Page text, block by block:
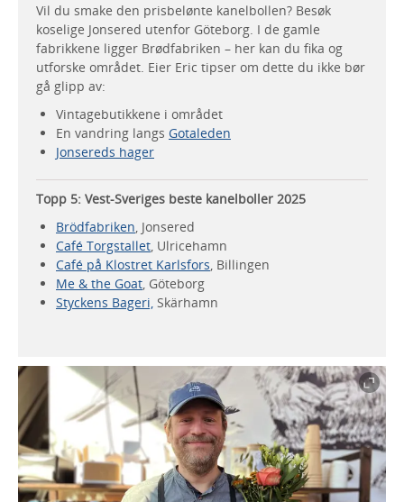
Vil du smake den prisbelønte kanelbollen? Besøk
koselige Jonsered utenfor Göteborg. I de gamle
fabrikkene ligger Brødfabriken – her kan du fika og
utforske området. Eier Eric tipser om dette du ikke bør
gå glipp av:
Vintagebutikkene i området
En vandring langs Gotaleden
Jonsereds hager
Topp 5: Vest-Sveriges beste kanelboller 2025
Brödfabriken, Jonsered
Café Torgstallet, Ulricehamn
Café på Klostret Karlsfors, Billingen
Me & the Goat, Göteborg
Styckens Bageri, Skärhamn